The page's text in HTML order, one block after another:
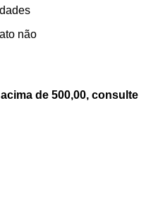
não
de 500,00, consulte